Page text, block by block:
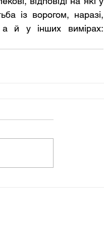
із ворогом, наразі,
а й у інших вимірах: